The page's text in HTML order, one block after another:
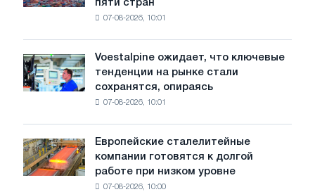
Ярославля
окончательные
холоднокатаной
стали
стран
пяти стран
07-08-2026, 10:01
Voestalpine
ожидает,
что
рынке
стали
Voestalpine ожидает, что ключевые
тенденции на рынке стали
сохранятся, опираясь
07-08-2026, 10:01
Европейские
сталелитейные
компании
Европейские сталелитейные
компании готовятся к долгой
работе при низком уровне
07-08-2026, 10:00